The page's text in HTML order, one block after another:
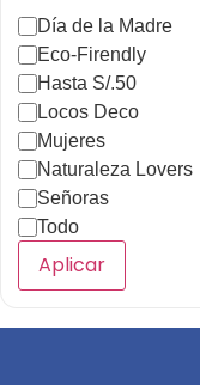
Día de la Madre
Eco-Firendly
Hasta S/.50
Locos Deco
Mujeres
Naturaleza Lovers
Señoras
Todo
Aplicar